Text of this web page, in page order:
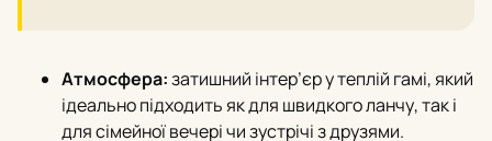
Атмосфера:затишний інтер’єр у теплій гамі, який
ідеально підходить як для швидкого ланчу, так і
для сімейної вечері чи зустрічі з друзями.